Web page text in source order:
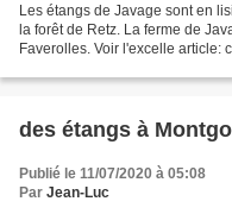
Les étangs de Javage sont en
la forêt de Retz. La ferme de
Faverolles. Voir l'excelle article:
des étangs à
Publié le 11/07/2020 à 05:08
Par Jean-Luc